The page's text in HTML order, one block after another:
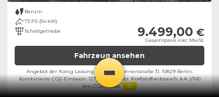
Benzin
73 PS (54 kW)
Schaltgetriebe
9.499,00 €
Gesamtpreis inkl. MwSt.
Fahrzeug ansehen
Angebot der König Leasing GmbH, Kolonnenstraße 31, 10829 Berlin;
Kombinierte CO2-Emission: 127 g/km,
Kombi. Kraftstoffverbrauch: k.A. l/100
km, CO2-Klasse: D